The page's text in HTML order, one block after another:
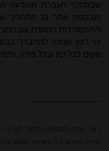
שבמהלך העברת ההודעה
הנכספת אחר כל התהליך
וההתמודדות הסופית עם
יהי רצון שנזכה להתברך
מקום בכל זמן ובכל צורה,